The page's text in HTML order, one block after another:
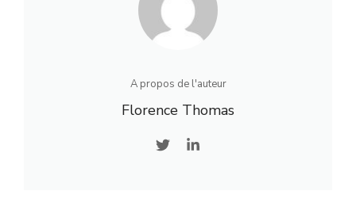
A propos de l'auteur
Florence Thomas